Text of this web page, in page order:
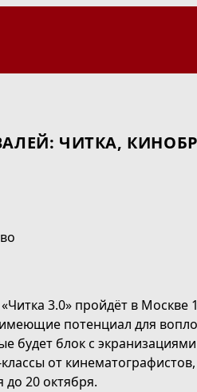
ЧИТКА,
3.0» пройдёт в
потенциал для
будет блок с
от
20 октября.